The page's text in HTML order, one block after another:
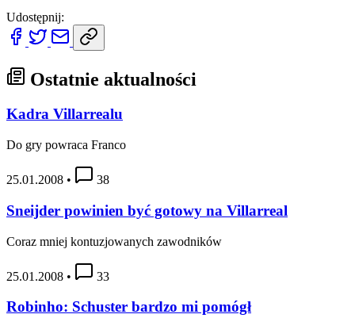
Udostępnij:
Ostatnie aktualności
Kadra Villarrealu
Do gry powraca Franco
25.01.2008 • 38
Sneijder powinien być gotowy na Villarreal
Coraz mniej kontuzjowanych zawodników
25.01.2008 • 33
Robinho: Schuster bardzo mi pomógł